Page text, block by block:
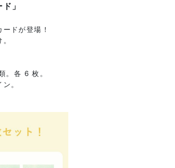
」
ドが登場！
。各 6 枚。
。